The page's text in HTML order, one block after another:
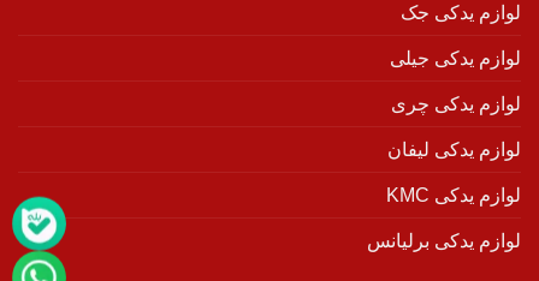
لوازم یدکی جک
لوازم یدکی جیلی
لوازم یدکی چری
لوازم یدکی لیفان
لوازم یدکی KMC
لوازم یدکی برلیانس